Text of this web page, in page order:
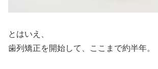
とはいえ、
歯列矯正を開始して、ここまで約半年。